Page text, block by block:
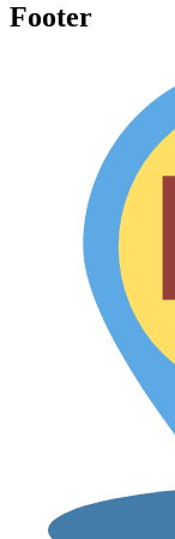
Footer